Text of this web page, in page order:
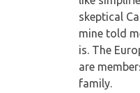
skeptical
mine told
is. The
are
family.